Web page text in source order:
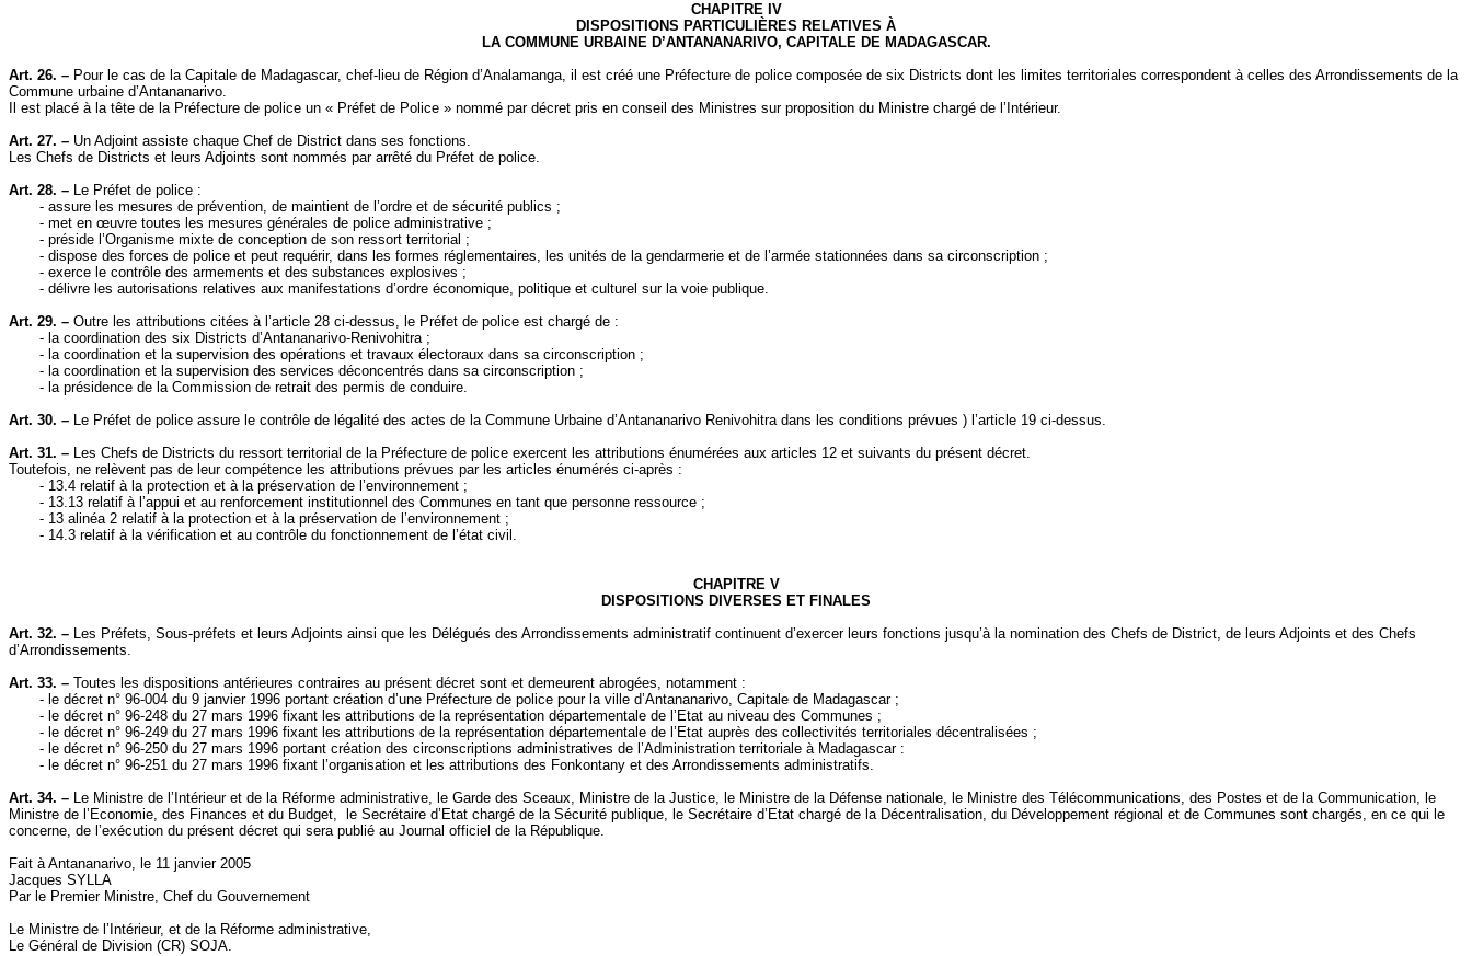
CHAPITRE IV
DISPOSITIONS PARTICULIÈRES RELATIVES À
LA COMMUNE URBAINED’ANTANANARIVO, CAPITALE DE MADAGASCAR.
Art. 26. – Pour le cas de la Capitale de Madagascar, chef-lieu de Région d’Analamanga, il est créé une Préfecture de police composée de six Districts dont les limites territoriales correspondent à celles des Arrondissements de la
Commune urbaine d’Antananarivo.
Il est placé à la tête de la Préfecture de police un « Préfet de Police » nommé par décret pris en conseil des Ministres sur proposition du Ministre chargé de l’Intérieur.
Art. 27. – Un Adjoint assiste chaque Chef de District dans ses fonctions.
Les Chefs de Districts et leurs Adjoints sont nommés par arrêté du Préfet de police.
Art. 28. – Le Préfet de police :
- assure les mesures de prévention, de maintient de l’ordre et de sécurité publics ;
- met en œuvre toutes les mesures générales de police administrative ;
- préside l’Organisme mixte de conception de son ressort territorial ;
- dispose des forces de police et peut requérir, dans les formes réglementaires, les unités de la gendarmerie et de l’armée stationnées dans sa circonscription ;
- exerce le contrôle des armements et des substances explosives ;
- délivre les autorisations relatives aux manifestations d’ordre économique, politique et culturel sur la voie publique.
Art. 29. – Outre les attributions citées à l’article 28 ci-dessus, le Préfet de police est chargé de :
- la coordination des six Districts d’Antananarivo-Renivohitra;
- la coordination et la supervision des opérations et travaux électoraux dans sa circonscription ;
- la coordination et la supervision des services déconcentrés dans sa circonscription ;
- la présidence de la Commission de retrait des permis de conduire.
Art. 30. – Le Préfet de police assure le contrôle de légalité des actes de la Commune Urbaine d’Antananarivo Renivohitradans les conditions prévues ) l’article 19 ci-dessus.
Art. 31. – Les Chefs de Districts du ressort territorial de la Préfecture de police exercent les attributions énumérées aux articles 12 et suivants du présent décret.
Toutefois, ne relèvent pas de leur compétence les attributions prévues par les articles énumérés ci-après :
- 13.4 relatif à la protection et à la préservation de l’environnement ;
- 13.13 relatif à l’appui et au renforcement institutionnel des Communes en tant que personne ressource ;
- 13 alinéa 2 relatif à la protection et à la préservation de l’environnement ;
- 14.3 relatif à la vérification et au contrôle du fonctionnement de l’état civil.
CHAPITRE V
DISPOSITIONS DIVERSES ET FINALES
Art. 32. – Les Préfets, Sous-préfets et leurs Adjoints ainsi que les Délégués des Arrondissements administratif continuent d’exercer leurs fonctions jusqu’à la nomination des Chefs de District, de leurs Adjoints et des Chefs
d’Arrondissements.
Art. 33. – Toutes les dispositions antérieures contraires au présent décret sont et demeurent abrogées, notamment :
- le décret n° 96-004 du 9 janvier 1996 portant création d’une Préfecture de police pour la ville d’Antananarivo, Capitale de Madagascar ;
- le décret n° 96-248 du 27 mars 1996 fixant les attributions de la représentation départementale de l’Etat au niveau des Communes ;
- le décret n° 96-249 du 27 mars 1996 fixant les attributions de la représentation départementale de l’Etat auprès des collectivités territoriales décentralisées ;
- le décret n° 96-250 du 27 mars 1996 portant création des circonscriptions administratives de l’Administration territoriale à Madagascar :
- le décret n° 96-251 du 27 mars 1996 fixant l’organisation et les attributions des Fonkontany et des Arrondissements administratifs.
Art. 34. – Le Ministre de l’Intérieur et de la Réforme administrative, le Garde des Sceaux, Ministre de la Justice, le Ministre de la Défense nationale, le Ministre des Télécommunications, des Postes et de la Communication, le
Ministre de l’Economie, des Finances et du Budget,
le Secrétaire d’Etat chargé de la Sécurité publique, le Secrétaire d’Etat chargé de la Décentralisation, du Développement régional et de Communes sont chargés, en ce qui le
concerne, de l’exécution du présent décret qui sera publié au Journal officiel de la République.
Fait à Antananarivo, le 11 janvier 2005
Jacques SYLLA
Par le Premier Ministre, Chef du Gouvernement
Le Ministre de l’Intérieur, et de la Réforme administrative,
Le Général de Division (CR) SOJA.